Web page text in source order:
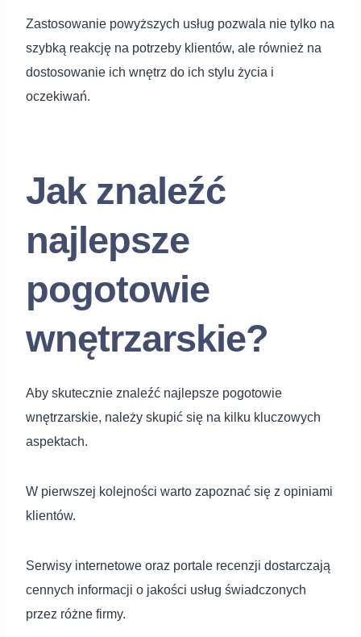
Zastosowanie powyższych usług pozwala nie tylko na
szybką reakcję na potrzeby klientów, ale również na
dostosowanie ich wnętrz do ich stylu życia i
oczekiwań.
Jak znaleźć
najlepsze
pogotowie
wnętrzarskie?
Aby skutecznie znaleźć najlepsze pogotowie
wnętrzarskie, należy skupić się na kilku kluczowych
aspektach.
W pierwszej kolejności warto zapoznać się z opiniami
klientów.
Serwisy internetowe oraz portale recenzji dostarczają
cennych informacji o jakości usług świadczonych
przez różne firmy.